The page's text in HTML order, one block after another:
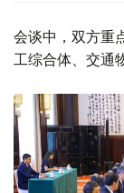
会谈中，双方重
工综合体、交通